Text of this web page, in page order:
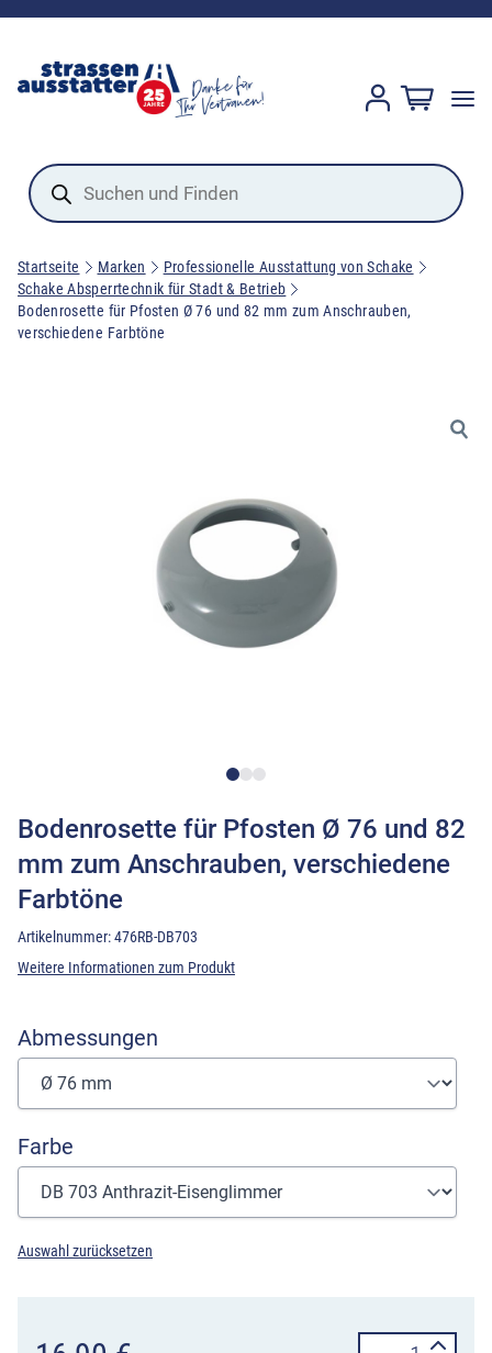
Products
search
Startseite Marken
Professionelle Ausstattung von Schake
Schake Absperrtechnik für Stadt & Betrieb
Bodenrosette für Pfosten Ø 76 und 82 mm zum Anschrauben,
verschiedene Farbtöne
Bodenrosette für Pfosten Ø 76 und 82
mm zum Anschrauben, verschiedene
Farbtöne
Artikelnummer:476RB-DB703
Weitere Informationen zum Produkt
Abmessungen
Farbe
Auswahl zurücksetzen